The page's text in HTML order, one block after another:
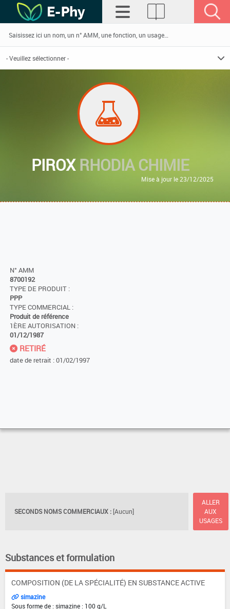
PIROXRHODIA CHIMIE
Mise à jour le 23/12/2025
N° AMM
8700192
TYPE DE PRODUIT :
PPP
TYPE COMMERCIAL :
Produit de référence
1ÈRE AUTORISATION :
01/12/1987
RETIRÉ
date de retrait : 01/02/1997
SECONDS NOMS COMMERCIAUX : [Aucun]
ALLER
AUX
USAGES
Substances et formulation
COMPOSITION (DE LA SPÉCIALITÉ) EN SUBSTANCE ACTIVE
simazine
Sous forme de : simazine : 100 g/L